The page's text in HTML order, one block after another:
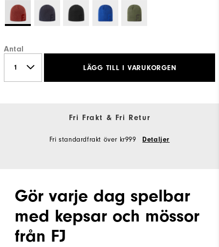
Antal
LÄGG TILL I VARUKORGEN
Fri Frakt & Fri Retur
Fri standardfrakt över kr999 Detaljer
Gör varje dag spelbar
med kepsar och mössor
från FJ